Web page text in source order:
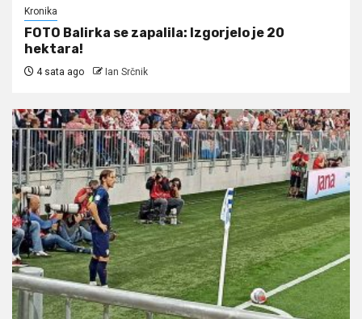
Kronika
FOTO Balirka se zapalila: Izgorjelo je 20
hektara!
4 sata ago Ian Srčnik